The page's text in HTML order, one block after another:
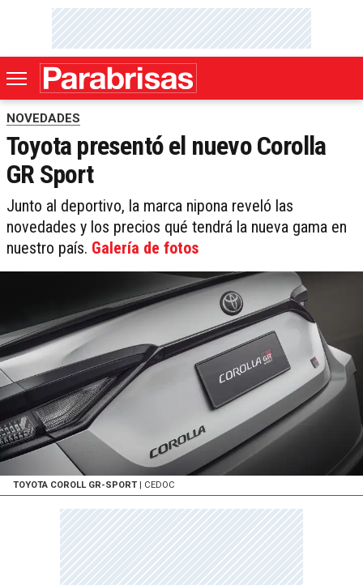
NOVEDADES
Toyota presentó el nuevo Corolla
GR Sport
Junto al deportivo, la marca nipona reveló las
novedades y los precios qué tendrá la nueva gama en
nuestro país. Galería de fotos
TOYOTA COROLL GR-SPORT | CEDOC